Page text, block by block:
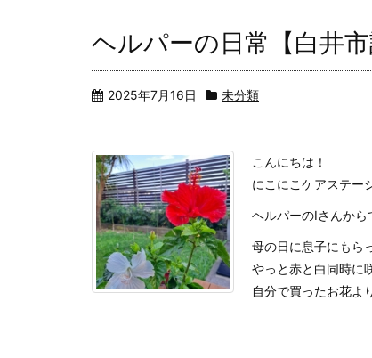
ヘルパーの日常【白井市
2025年7月16日 未分類
こんにちは！
にこにこケアステー
ヘルパーのIさんから
母の日に息子にもら
やっと赤と白同時に
自分で買ったお花よ